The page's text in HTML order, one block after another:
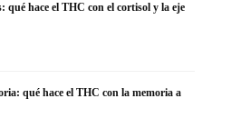
qué hace el THC con el cortisol y la eje
qué hace el THC con la memoria a